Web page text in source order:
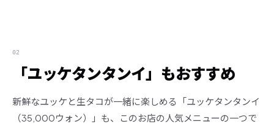
02
「ユッケタンタンイ」もおすすめ
新鮮なユッケと生タコが一緒に楽しめる「ユッケタンタンイ
（35,000ウォン）」も、このお店の人気メニューの一つで